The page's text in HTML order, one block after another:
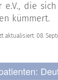
e.V., die
kümmert.
aktualisiert: 08.